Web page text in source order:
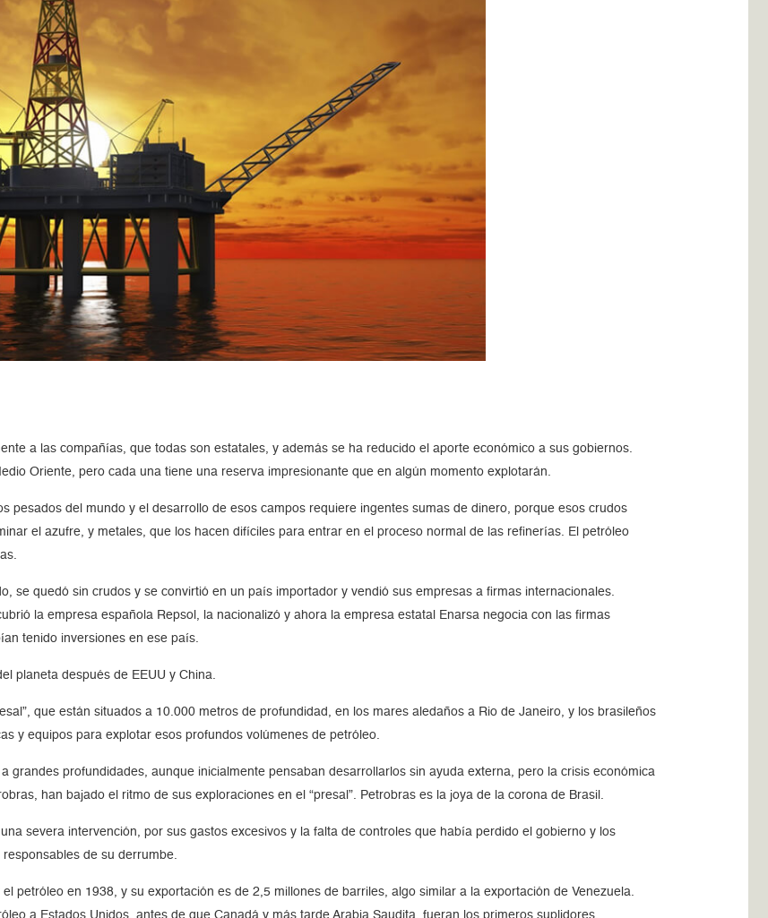
a las compañías, que todas son estatales, y además se ha reducido el aporte económico a sus gobiernos.
Oriente, pero cada una tiene una reserva impresionante que en algún momento explotarán.
pesados del mundo y el desarrollo de esos campos requiere ingentes sumas de dinero, porque esos crudos
el azufre, y metales, que los hacen difíciles para entrar en el proceso normal de las refinerías. El petróleo
se quedó sin crudos y se convirtió en un país importador y vendió sus empresas a firmas internacionales.
la empresa española Repsol, la nacionalizó y ahora la empresa estatal Enarsa negocia con las firmas
tenido inversiones en ese país.
planeta después de EEUU y China.
que están situados a 10.000 metros de profundidad, en los mares aledaños a Rio de Janeiro, y los brasileños
y equipos para explotar esos profundos volúmenes de petróleo.
grandes profundidades, aunque inicialmente pensaban desarrollarlos sin ayuda externa, pero la crisis económica
han bajado el ritmo de sus exploraciones en el “presal”. Petrobras es la joya de la corona de Brasil.
severa intervención, por sus gastos excesivos y la falta de controles que había perdido el gobierno y los
de su derrumbe.
petróleo en 1938, y su exportación es de 2,5 millones de barriles, algo similar a la exportación de Venezuela.
a Estados Unidos, antes de que Canadá y más tarde Arabia Saudita, fueran los primeros suplidores.